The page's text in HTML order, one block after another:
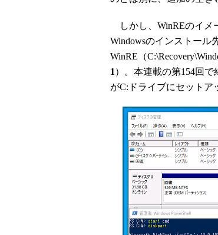
しかし、WinREのイメ
Windowsのインストール
WinRE（
1 ）。本連載の第154回で
がC:ドライブにセットア